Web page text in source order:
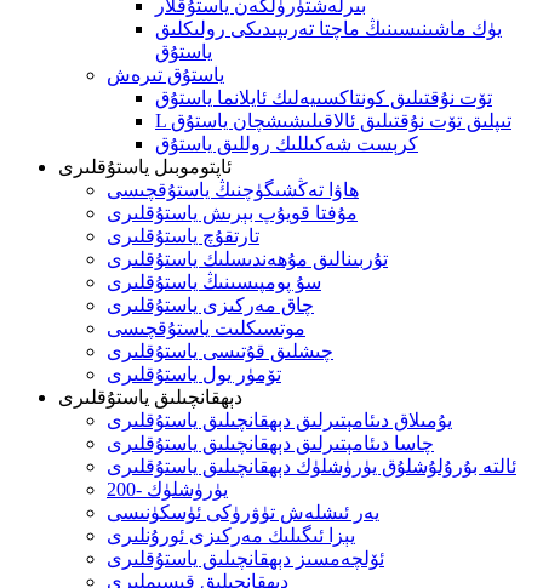
بىرلەشتۈرۈلگەن ياستۇقلار
يۈك ماشىنىسىنىڭ ماچتا تەرىپىدىكى رولىكلىق
ياستۇق
ياستۇق تىرەش
تۆت نۇقتىلىق كونتاكسىيەلىك ئايلانما ياستۇق
L تىپلىق تۆت نۇقتىلىق ئالاقىلىشىشچان ياستۇق
كرېست شەكىللىك روللىق ياستۇق
ئاپتوموبىل ياستۇقلىرى
ھاۋا تەڭشىگۈچنىڭ ياستۇقچىسى
مۇفتا قويۇپ بېرىش ياستۇقلىرى
تارتقۇچ ياستۇقلىرى
تۇربىنالىق مۇھەندىسلىك ياستۇقلىرى
سۇ پومپىسىنىڭ ياستۇقلىرى
چاق مەركىزى ياستۇقلىرى
موتسىكلىت ياستۇقچىسى
چىشلىق قۇتىسى ياستۇقلىرى
تۆمۈر يول ياستۇقلىرى
دېھقانچىلىق ياستۇقلىرى
يۇمىلاق دىئامېتىرلىق دېھقانچىلىق ياستۇقلىرى
چاسا دىئامېتىرلىق دېھقانچىلىق ياستۇقلىرى
ئالتە بۇرۇلۇشلۇق يۈرۈشلۈك دېھقانچىلىق ياستۇقلىرى
200- يۈرۈشلۈك
يەر ئىشلەش تۈۋرۈكى ئۈسكۈنىسى
يېزا ئىگىلىك مەركىزى ئورۇنلىرى
ئۆلچەمسىز دېھقانچىلىق ياستۇقلىرى
دېھقانچىلىق قىسىملىرى